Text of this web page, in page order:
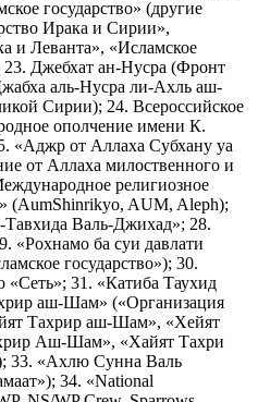
государство» (другие
Ирака и Сирии»,
и Леванта», «Исламское
Джебхат ан-Нусра (Фронт
аль-Нусра ли-Ахль аш-
Сирии); 24. Всероссийское
ополчение имени К.
«Аджр от Аллаха Субхану уа
от Аллаха милоственного и
религиозное
(AumShinrikyo, AUM, Aleph);
Валь-Джихад»; 28.
«Рохнамо ба суи давлати
государство»); 30.
«Сеть»; 31. «Катиба Таухид
аш-Шам» («Организация
Тахрир аш-Шам», «Хейят
Аш-Шам», «Хайят Тахри
«Ахлю Сунна Валь
34. «National